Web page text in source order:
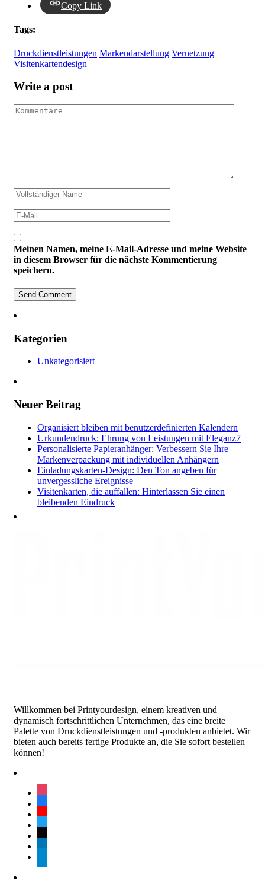
Copy Link
Tags:
Druckdienstleistungen Markendarstellung Vernetzung
Visitenkartendesign
Write a post
Meinen Namen, meine E-Mail-Adresse und meine Website
in diesem Browser für die nächste Kommentierung
speichern.
Kategorien
Unkategorisiert
Neuer Beitrag
Organisiert bleiben mit benutzerdefinierten Kalendern
Urkundendruck: Ehrung von Leistungen mit Eleganz7
Personalisierte Papieranhänger: Verbessern Sie Ihre
Markenverpackung mit individuellen Anhängern
Einladungskarten-Design: Den Ton angeben für
unvergessliche Ereignisse
Visitenkarten, die auffallen: Hinterlassen Sie einen
bleibenden Eindruck
Willkommen bei Printyourdesign, einem kreativen und
dynamisch fortschrittlichen Unternehmen, das eine breite
Palette von Druckdienstleistungen und -produkten anbietet. Wir
bieten auch bereits fertige Produkte an, die Sie sofort bestellen
können!